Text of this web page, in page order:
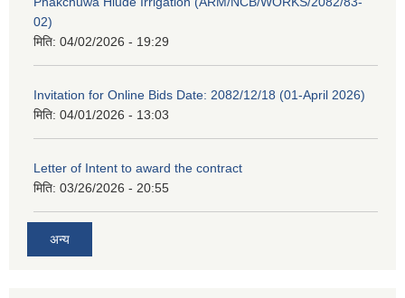
02)
मिति: 04/02/2026 - 19:29
Invitation for Online Bids Date: 2082/12/18 (01-April 2026)
मिति: 04/01/2026 - 13:03
Letter of Intent to award the contract
मिति: 03/26/2026 - 20:55
अन्य